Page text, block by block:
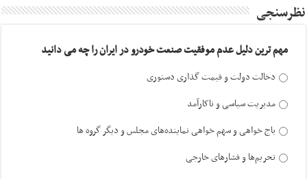
نظرسنجی
مهم ترین دلیل عدم موفقیت صنعت خودرو در ایران را چه می دانید
دخالت دولت و قیمت گذاری دستوری
مدیریت سیاسی و ناکارآمد
باج خواهی و سهم خواهی نماینده‌های مجلس و دیگر گروه ها
تحریم‌ها و فشارهای خارجی